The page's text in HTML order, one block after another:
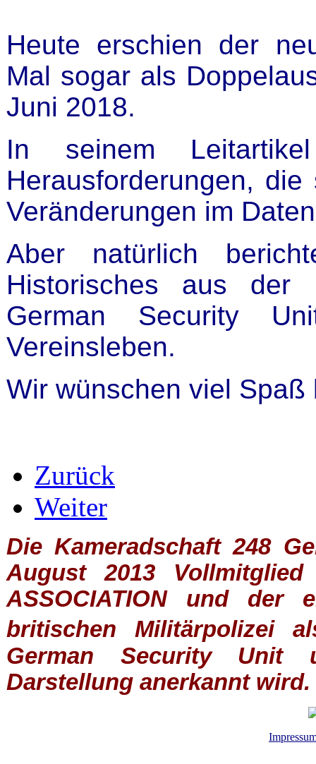
Heute erschien der
Mal sogar als
Juni 2018.
In seinem
Herausforderungen,
Veränderungen im
Aber natürlich
Historisches aus der
German Security
Vereinsleben.
Wir wünschen viel Spaß
Zurück
Weiter
Die Kameradschaft 248
August 2013
ASSOCIATIONund der
britischen
Militärpolizei
German Security Unit
Darstellung anerkannt wird.